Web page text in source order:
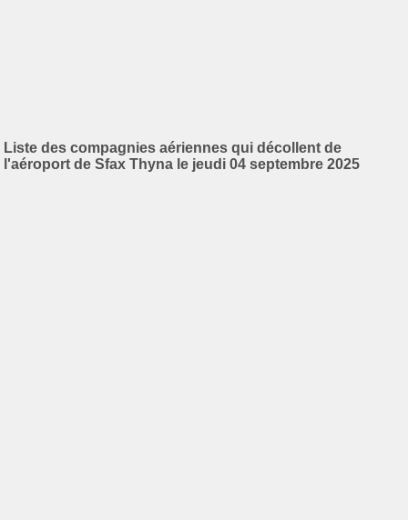
Liste des compagnies aériennes qui décollent de
l'aéroport de Sfax Thyna le jeudi 04 septembre 2025